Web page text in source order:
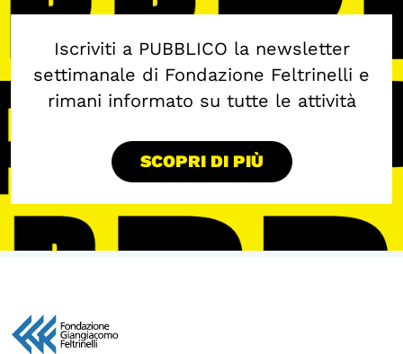
Master e Executive Program
Iscriviti a PUBBLICO la newsletter
settimanale di Fondazione Feltrinelli e
rimani informato su tutte le attività
SCOPRI DI PIÙ